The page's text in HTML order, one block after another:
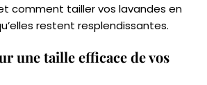
comment tailler vos lavandes en
restent resplendissantes.
une taille efficace de vos